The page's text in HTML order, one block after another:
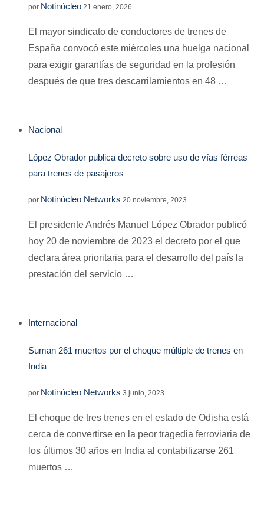
por Notinúcleo 21 enero, 2026
El mayor sindicato de conductores de trenes de
España convocó este miércoles una huelga nacional
para exigir garantías de seguridad en la profesión
después de que tres descarrilamientos en 48 …
Nacional
López Obrador publica decreto sobre uso de vías férreas
para trenes de pasajeros
por Notinúcleo Networks 20 noviembre, 2023
El presidente Andrés Manuel López Obrador publicó
hoy 20 de noviembre de 2023 el decreto por el que
declara área prioritaria para el desarrollo del país la
prestación del servicio …
Internacional
Suman 261 muertos por el choque múltiple de trenes en
India
por Notinúcleo Networks 3 junio, 2023
El choque de tres trenes en el estado de Odisha está
cerca de convertirse en la peor tragedia ferroviaria de
los últimos 30 años en India al contabilizarse 261
muertos …